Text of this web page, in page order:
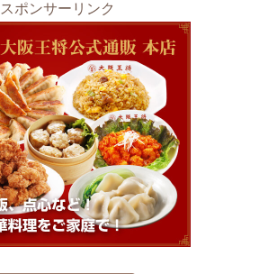
スポンサーリンク